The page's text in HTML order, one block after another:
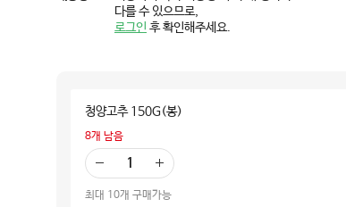
다를 수 있으므로,
로그인 후 확인해주세요.
청양고추 150G(봉)
8개 남음
기
더
하
기
최대 10개 구매가능